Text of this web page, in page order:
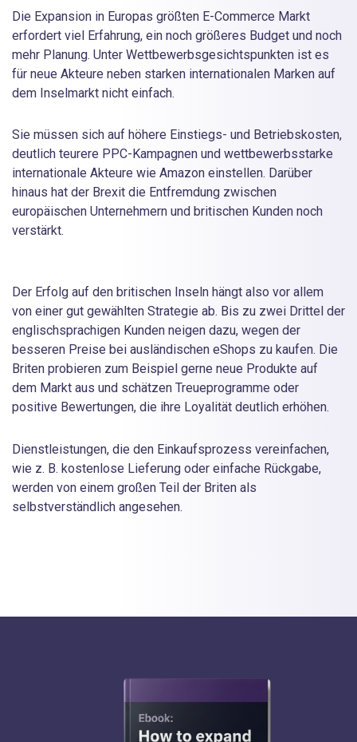
Die Expansion in Europas größten E-Commerce Markt
erfordert viel Erfahrung, ein noch größeres Budget und noch
mehr Planung. Unter Wettbewerbsgesichtspunkten ist es
für neue Akteure neben starken internationalen Marken auf
dem Inselmarkt nicht einfach.
Sie müssen sich auf höhere Einstiegs- und Betriebskosten,
deutlich teurere PPC-Kampagnen und wettbewerbsstarke
internationale Akteure wie Amazon einstellen. Darüber
hinaus hat der Brexit die Entfremdung zwischen
europäischen Unternehmern und britischen Kunden noch
verstärkt.
Der Erfolg auf den britischen Inseln hängt also vor allem
von einer gut gewählten Strategie ab. Bis zu zwei Drittel der
englischsprachigen Kunden neigen dazu, wegen der
besseren Preise bei ausländischen eShops zu kaufen. Die
Briten probieren zum Beispiel gerne neue Produkte auf
dem Markt aus und schätzen Treueprogramme oder
positive Bewertungen, die ihre Loyalität deutlich erhöhen.
Dienstleistungen, die den Einkaufsprozess vereinfachen,
wie z. B. kostenlose Lieferung oder einfache Rückgabe,
werden von einem großen Teil der Briten als
selbstverständlich angesehen.